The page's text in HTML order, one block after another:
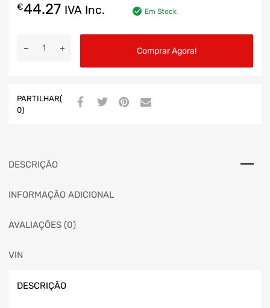
€44.27 IVA Inc. Em Stock
Comprar Agora!
PARTILHAR(
0)
DESCRIÇÃO
INFORMAÇÃO ADICIONAL
AVALIAÇÕES (0)
VIN
DESCRIÇÃO